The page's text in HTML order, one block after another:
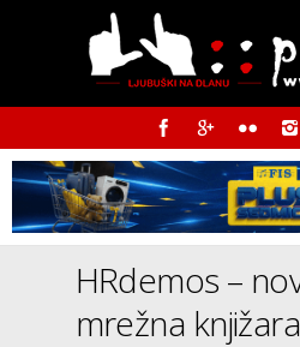
HRdemos –
mrežna knjižara